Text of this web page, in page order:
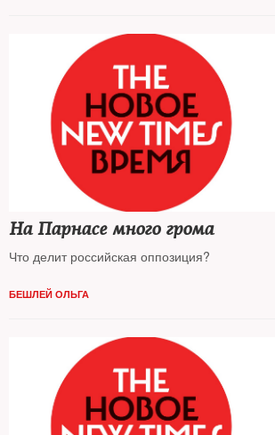
На Парнасе много грома
Что делит российская оппозиция?
БЕШЛЕЙ ОЛЬГА